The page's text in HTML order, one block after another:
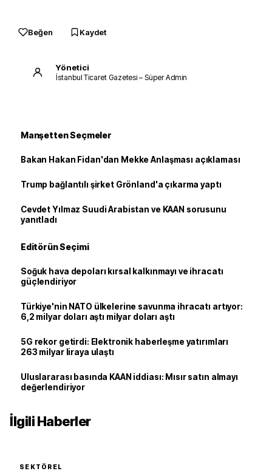
Beğen Kaydet
Yönetici
İstanbul Ticaret Gazetesi – Süper Admin
Manşetten Seçmeler
Bakan Hakan Fidan'dan Mekke Anlaşması açıklaması
Trump bağlantılı şirket Grönland'a çıkarma yaptı
Cevdet Yılmaz Suudi Arabistan ve KAAN sorusunu
yanıtladı
Editörün Seçimi
Soğuk hava depoları kırsal kalkınmayı ve ihracatı
güçlendiriyor
Türkiye'nin NATO ülkelerine savunma ihracatı artıyor:
6,2 milyar doları aştı milyar doları aştı
5G rekor getirdi: Elektronik haberleşme yatırımları
263 milyar liraya ulaştı
Uluslararası basında KAAN iddiası: Mısır satın almayı
değerlendiriyor
İlgili Haberler
SEKTÖREL